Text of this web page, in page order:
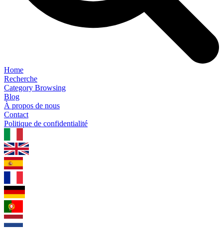
Home
Recherche
Category Browsing
Blog
À propos de nous
Contact
Politique de confidentialité